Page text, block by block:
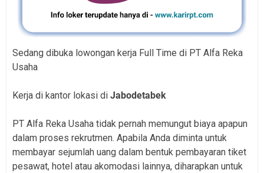
Sedang dibuka lowongan kerja Full Time di PT Alfa Reka
Usaha
Kerja di kantor lokasi di Jabodetabek
PT Alfa Reka Usaha tidak pernah memungut biaya apapun
dalam proses rekrutmen. Apabila Anda diminta untuk
membayar sejumlah uang dalam bentuk pembayaran tiket
pesawat, hotel atau akomodasi lainnya, diharapkan untuk